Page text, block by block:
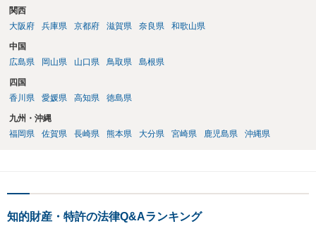
関西
大阪府
兵庫県 京都府 滋賀県 奈良県 和歌山県
中国
広島県
岡山県 山口県 鳥取県 島根県
四国
香川県
愛媛県 高知県 徳島県
九州・沖縄
福岡県
佐賀県 長崎県 熊本県 大分県 宮崎県 鹿児島県 沖縄県
知的財産・特許の法律Q&Aランキング